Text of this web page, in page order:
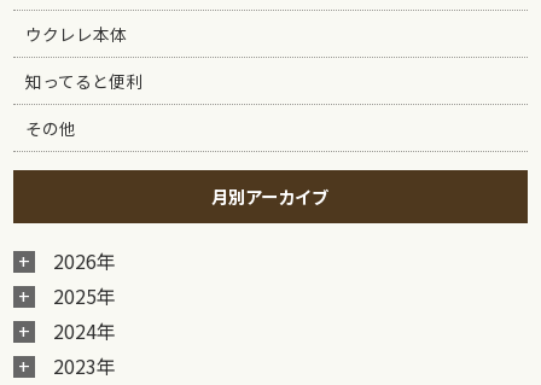
ウクレレ本体
知ってると便利
その他
月別アーカイブ
2026年
2025年
2024年
2023年